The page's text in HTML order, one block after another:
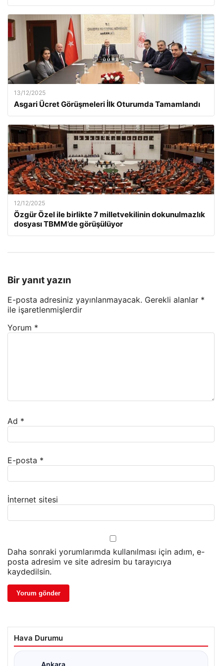
13/12/2025
Asgari Ücret Görüşmeleri İlk Oturumda Tamamlandı
12/12/2025
Özgür Özel ile birlikte 7 milletvekilinin dokunulmazlık
dosyası TBMM’de görüşülüyor
Bir yanıt yazın
E-posta adresiniz yayınlanmayacak. Gerekli alanlar *
ile işaretlenmişlerdir
Yorum *
Ad *
E-posta *
İnternet sitesi
Daha sonraki yorumlarımda kullanılması için adım, e-
posta adresim ve site adresim bu tarayıcıya
kaydedilsin.
Hava Durumu
Ankara